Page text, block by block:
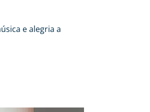
e alegria a